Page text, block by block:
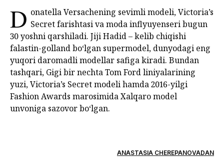
D onatella Versachening sevimli modeli, Victoria’s
Secret farishtasi va moda inflyuyenseri bugun
30 yoshni qarshiladi. Jiji Hadid – kelib chiqishi
falastin-golland bo‘lgan supermodel, dunyodagi eng
yuqori daromadli modellar safiga kiradi. Bundan
tashqari, Gigi bir nechta Tom Ford liniyalarining
yuzi, Victoria’s Secret modeli hamda 2016-yilgi
Fashion Awards marosimida Xalqaro model
unvoniga sazovor bo‘lgan.
ANASTASIA CHEREPANOVADAN